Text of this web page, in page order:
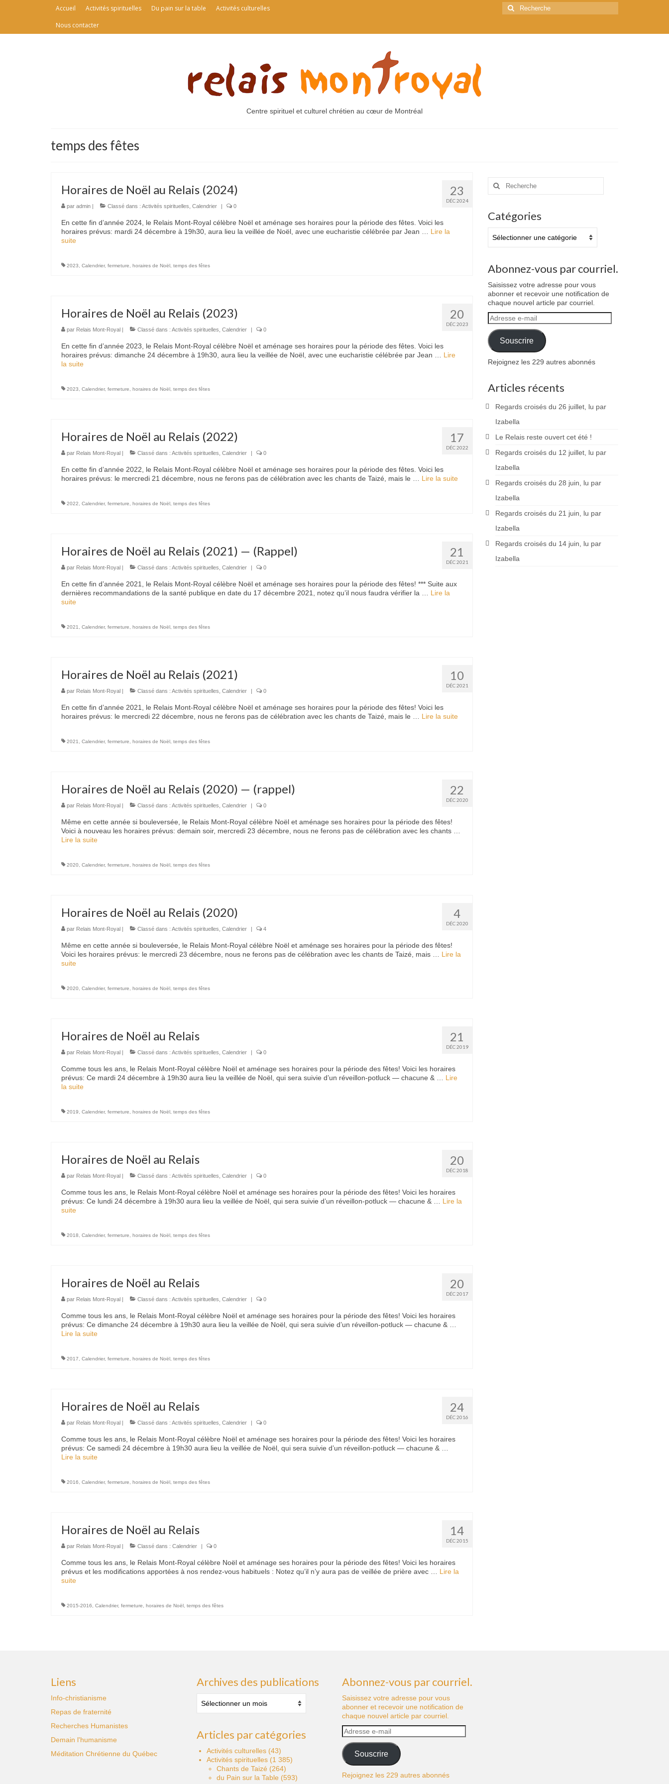
Accueil Activités spirituelles Du pain sur la table
Activités culturelles
Nous contacter
Rechercher
:
Centre spirituel et culturel chrétien au cœur de Montréal
temps des fêtes
23
DÉC 2024
Horaires de Noël au Relais (2024)
par admin | Classé dans : Activités spirituelles Calendrier | 0
En cette fin d’année 2024, le Relais Mont-Royal célèbre Noël et aménage ses horaires pour la période des fêtes. Voici les
horaires prévus: mardi 24 décembre à 19h30, aura lieu la veillée de Noël, avec une eucharistie célébrée par Jean … Lire la
suite­­
2023 Calendrier, fermeture horaires de Noël temps des fêtes
20
DÉC 2023
Horaires de Noël au Relais (2023)
par Relais Mont-Royal | Classé dans : Activités spirituelles Calendrier | 0
En cette fin d’année 2023, le Relais Mont-Royal célèbre Noël et aménage ses horaires pour la période des fêtes. Voici les
horaires prévus: dimanche 24 décembre à 19h30, aura lieu la veillée de Noël, avec une eucharistie célébrée par Jean … Lire
la suite­­
2023 Calendrier, fermeture horaires de Noël temps des fêtes
17
DÉC 2022
Horaires de Noël au Relais (2022)
par Relais Mont-Royal | Classé dans : Activités spirituelles Calendrier | 0
En cette fin d’année 2022, le Relais Mont-Royal célèbre Noël et aménage ses horaires pour la période des fêtes. Voici les
horaires prévus: le mercredi 21 décembre, nous ne ferons pas de célébration avec les chants de Taizé, mais le … Lire la suite­­
2022 Calendrier, fermeture horaires de Noël temps des fêtes
21
DÉC 2021
Horaires de Noël au Relais (2021) — (Rappel)
par Relais Mont-Royal | Classé dans : Activités spirituelles Calendrier | 0
En cette fin d’année 2021, le Relais Mont-Royal célèbre Noël et aménage ses horaires pour la période des fêtes! *** Suite aux
dernières recommandations de la santé publique en date du 17 décembre 2021, notez qu’il nous faudra vérifier la … Lire la
suite­­
2021 Calendrier, fermeture horaires de Noël temps des fêtes
10
DÉC 2021
Horaires de Noël au Relais (2021)
par Relais Mont-Royal | Classé dans : Activités spirituelles Calendrier | 0
En cette fin d’année 2021, le Relais Mont-Royal célèbre Noël et aménage ses horaires pour la période des fêtes! Voici les
horaires prévus: le mercredi 22 décembre, nous ne ferons pas de célébration avec les chants de Taizé, mais le … Lire la suite­­
2021 Calendrier, fermeture horaires de Noël temps des fêtes
22
DÉC 2020
Horaires de Noël au Relais (2020) — (rappel)
par Relais Mont-Royal | Classé dans : Activités spirituelles Calendrier | 0
Même en cette année si bouleversée, le Relais Mont-Royal célèbre Noël et aménage ses horaires pour la période des fêtes!
Voici à nouveau les horaires prévus: demain soir, mercredi 23 décembre, nous ne ferons pas de célébration avec les chants …
Lire la suite­­
2020 Calendrier, fermeture horaires de Noël temps des fêtes
4
DÉC 2020
Horaires de Noël au Relais (2020)
par Relais Mont-Royal | Classé dans : Activités spirituelles Calendrier | 4
Même en cette année si bouleversée, le Relais Mont-Royal célèbre Noël et aménage ses horaires pour la période des fêtes!
Voici les horaires prévus: le mercredi 23 décembre, nous ne ferons pas de célébration avec les chants de Taizé, mais … Lire la
suite­­
2020 Calendrier, fermeture horaires de Noël temps des fêtes
21
DÉC 2019
Horaires de Noël au Relais
par Relais Mont-Royal | Classé dans : Activités spirituelles Calendrier | 0
Comme tous les ans, le Relais Mont-Royal célèbre Noël et aménage ses horaires pour la période des fêtes! Voici les horaires
prévus: Ce mardi 24 décembre à 19h30 aura lieu la veillée de Noël, qui sera suivie d’un réveillon-potluck — chacune & … Lire
la suite­­
2019 Calendrier, fermeture horaires de Noël temps des fêtes
20
DÉC 2018
Horaires de Noël au Relais
par Relais Mont-Royal | Classé dans : Activités spirituelles Calendrier | 0
Comme tous les ans, le Relais Mont-Royal célèbre Noël et aménage ses horaires pour la période des fêtes! Voici les horaires
prévus: Ce lundi 24 décembre à 19h30 aura lieu la veillée de Noël, qui sera suivie d’un réveillon-potluck — chacune & … Lire la
suite­­
2018 Calendrier, fermeture horaires de Noël temps des fêtes
20
DÉC 2017
Horaires de Noël au Relais
par Relais Mont-Royal | Classé dans : Activités spirituelles Calendrier | 0
Comme tous les ans, le Relais Mont-Royal célèbre Noël et aménage ses horaires pour la période des fêtes! Voici les horaires
prévus: Ce dimanche 24 décembre à 19h30 aura lieu la veillée de Noël, qui sera suivie d’un réveillon-potluck — chacune & …
Lire la suite­­
2017 Calendrier, fermeture horaires de Noël temps des fêtes
24
DÉC 2016
Horaires de Noël au Relais
par Relais Mont-Royal | Classé dans : Activités spirituelles Calendrier | 0
Comme tous les ans, le Relais Mont-Royal célèbre Noël et aménage ses horaires pour la période des fêtes! Voici les horaires
prévus: Ce samedi 24 décembre à 19h30 aura lieu la veillée de Noël, qui sera suivie d’un réveillon-potluck — chacune & …
Lire la suite­­
2016 Calendrier, fermeture horaires de Noël temps des fêtes
14
DÉC 2015
Horaires de Noël au Relais
par Relais Mont-Royal | Classé dans : Calendrier | 0
Comme tous les ans, le Relais Mont-Royal célèbre Noël et aménage ses horaires pour la période des fêtes! Voici les horaires
prévus et les modifications apportées à nos rendez-vous habituels : Notez qu’il n’y aura pas de veillée de prière avec … Lire la
suite­­
2015-2016 Calendrier, fermeture horaires de Noël temps des fêtes
Rechercher
Catégories
Abonnez-vous par courriel.
Saisissez votre adresse pour vous
abonner et recevoir une notification de
chaque nouvel article par courriel.
Adresse
e-
mail
Souscrire
Rejoignez les 229 autres abonnés
Articles récents
Regards croisés du 26 juillet, lu par
Izabella
Le Relais reste ouvert cet été !
Regards croisés du 12 juillet, lu par
Izabella
Regards croisés du 28 juin, lu par
Izabella
Regards croisés du 21 juin, lu par
Izabella
Regards croisés du 14 juin, lu par
Izabella
Liens
Info-christianisme
Repas de fraternité
Recherches Humanistes
Demain l'humanisme
Méditation Chrétienne du Québec
Archives des publications
des
publications
Articles par catégories
Activités culturelles(43)
Activités spirituelles(1 385)
Chants de Taizé(264)
du Pain sur la Table(593)
Abonnez-vous par courriel.
Saisissez votre adresse pour vous
abonner et recevoir une notification de
chaque nouvel article par courriel.
Adresse
e-
mail
Souscrire
Rejoignez les 229 autres abonnés